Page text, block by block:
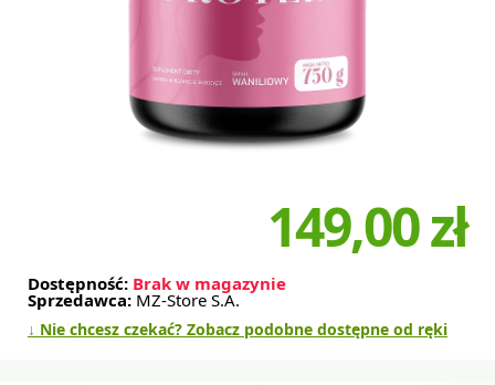
149,00 zł
Dostępność: Brak w magazynie
Sprzedawca: MZ-Store S.A.
↓ Nie chcesz czekać? Zobacz podobne dostępne od ręki